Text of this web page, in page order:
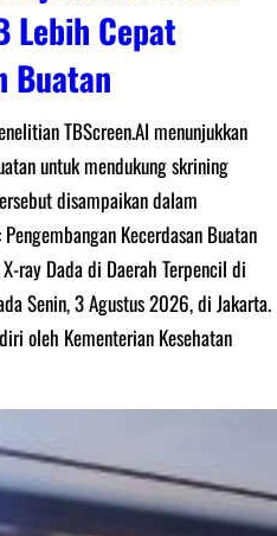
Lebih Cepat
Buatan
TBScreen.AI menunjukkan
untuk mendukung skrining
disampaikan dalam
Kecerdasan Buatan
ray Dada di Daerah Terpencil di
Senin, 3 Agustus 2026, di Jakarta.
oleh Kementerian Kesehatan